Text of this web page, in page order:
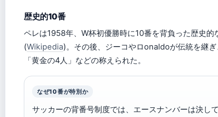
歴史的10番
ペレは1958年、W杯初優勝時に10番を背負った歴史的
(Wikipedia)。その後、ジーコやロonaldoが伝統を継
「黄金の4人」などの称えられた。
なぜ10番が特別か
サッカーの背番号制度では、エースナンバーは決し